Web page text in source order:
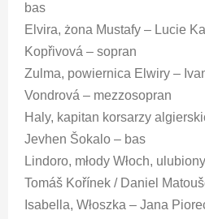
bas
Elvira, żona Mustafy – Lucie
Kopřivová – sopran
Zulma, powiernica Elwiry –
Vondrová – mezzosopran
Haly, kapitan korsarzy
Jevhen Šokalo – bas
Lindoro, młody Włoch,
Tomáš Kořínek / Daniel
Isabella, Włoszka – Jana